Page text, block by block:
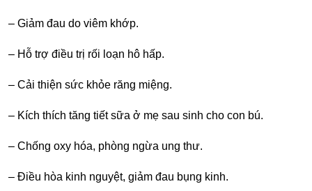
– Giảm đau do viêm khớp.
– Hỗ trợ điều trị rối loạn hô hấp.
– Cải thiện sức khỏe răng miệng.
– Kích thích tăng tiết sữa ở mẹ sau sinh cho con bú.
– Chống oxy hóa, phòng ngừa ung thư.
– Điều hòa kinh nguyệt, giảm đau bụng kinh.